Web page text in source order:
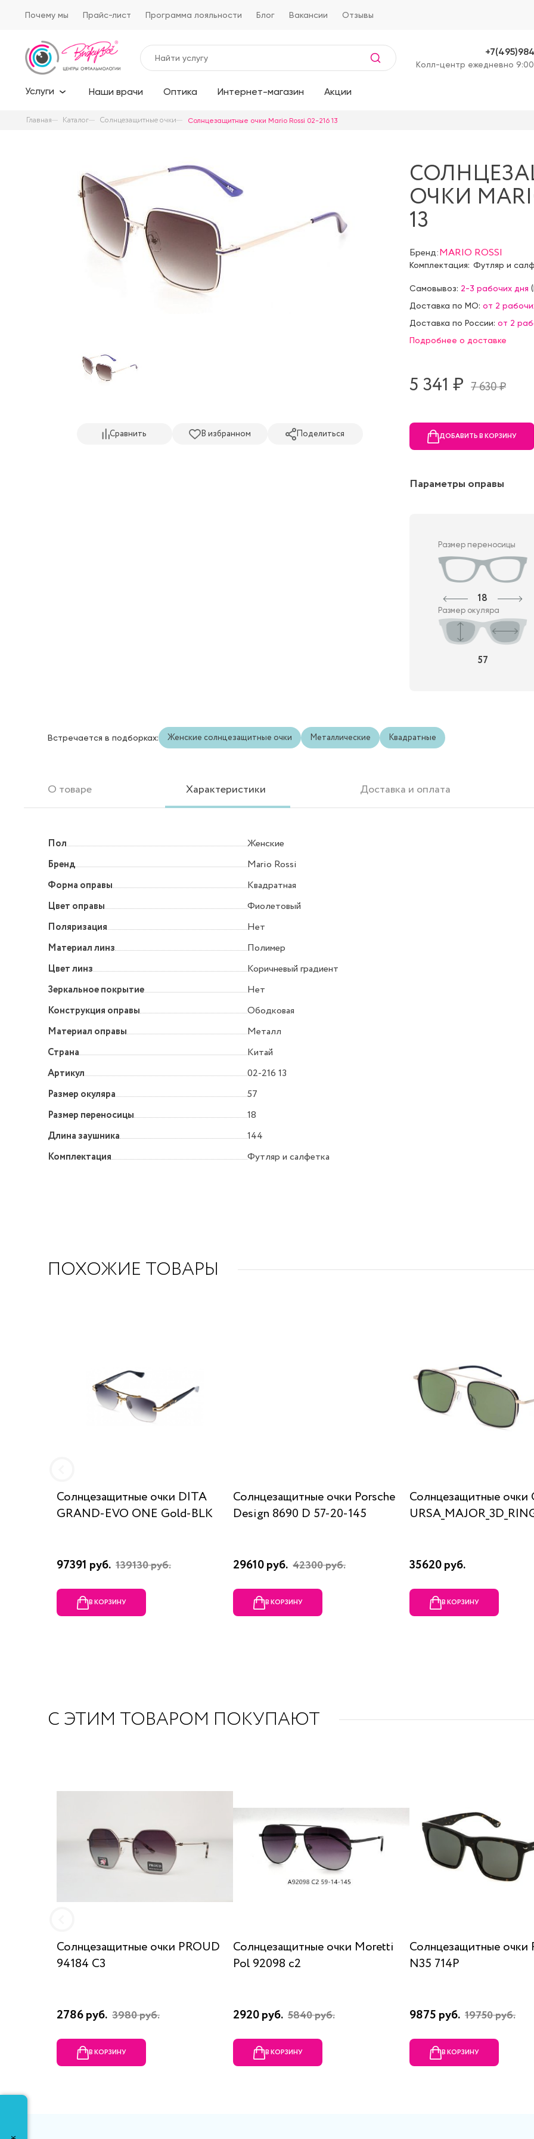
Почему мы Прайс-лист Программа лояльности Блог Вакансии Отзывы
Kолл-центр ежедневно
Услуги Наши врачи Оптика Интернет-магазин Акции
Главная Каталог Солнцезащитные очки Солнцезащитные очки Mario Rossi 02-216 13
Сравнить В избранном Поделиться
ОЧКИ
13
Бренд:MARIO ROSSI
Комплектация: Футляр и
Самовывоз: 2-3 рабочих дня (
Доставка по МО: от 2
Доставка по России: от 2
Подробнее о доставке
5 341 ₷ 7 630 ₷
ДОБАВИТЬ В КОРЗИНУ
Параметры оправы
Размер переносицы
18
Размер окуляра
57
Встречается в подборках: Женские солнцезащитные очки Металлические Квадратные
О товаре Характеристики Доставка и оплата
Пол
Женские
Бренд
Mario Rossi
Форма оправы
Квадратная
Цвет оправы
Фиолетовый
Поляризация
Нет
Материал линз
Полимер
Цвет линз
Коричневый градиент
Зеркальное покрытие
Нет
Конструкция оправы
Ободковая
Материал оправы
Металл
Страна
Китай
Артикул
02-216 13
Размер окуляра
57
Размер переносицы
18
Длина заушника
144
Комплектация
Футляр и салфетка
ПОХОЖИЕ ТОВАРЫ
Солнцезащитные очки DITA
GRAND-EVO ONE Gold-BLK
97391 руб. 139130 руб.
В КОРЗИНУ
Солнцезащитные очки Porsche
Design 8690 D 57-20-145
29610 руб. 42300 руб.
В КОРЗИНУ
Солнцезащитные очки
35620 руб.
В КОРЗИНУ
С ЭТИМ ТОВАРОМ ПОКУПАЮТ
Солнцезащитные очки PROUD
94184 C3
2786 руб. 3980 руб.
В КОРЗИНУ
Солнцезащитные очки Moretti
Pol 92098 c2
2920 руб. 5840 руб.
В КОРЗИНУ
Солнцезащитные очки
N35 714P
9875 руб. 19750 руб.
В КОРЗИНУ